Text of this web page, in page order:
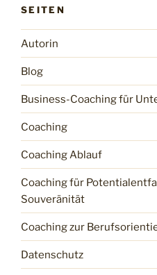
SEITEN
Autorin
Blog
Business-Coaching für
Coaching
Coaching Ablauf
Coaching für
Souveränität
Coaching zur
Datenschutz